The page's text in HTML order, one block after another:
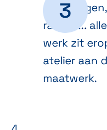
ramen ...
werk zit
atelier aan
maatwerk.